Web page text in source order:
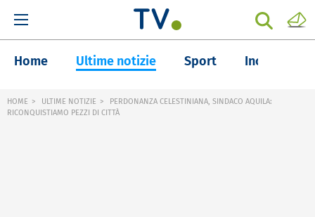
Home Ultime notizie Sport Inchieste
HOME ULTIME NOTIZIE
PERDONANZA CELESTINIANA, SINDACO AQUILA:
RICONQUISTIAMO PEZZI DI CITTÀ